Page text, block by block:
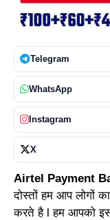
Telegram
WhatsApp
Instagram
X
Airtel Payment
दोस्तों हम आप लोगों
करते है l हम आपको इस